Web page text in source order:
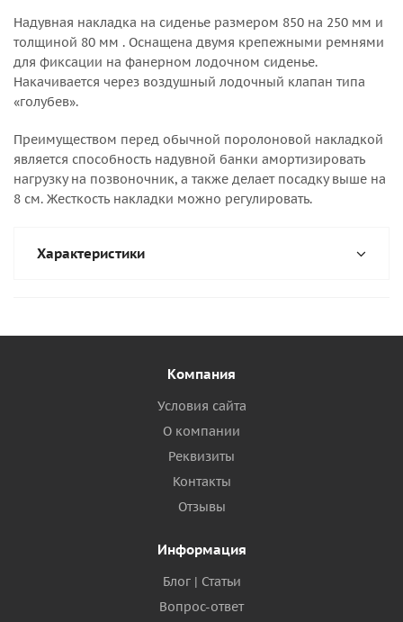
Надувная накладка на сиденье размером 850 на 250 мм и
толщиной 80 мм . Оснащена двумя крепежными ремнями
для фиксации на фанерном лодочном сиденье.
Накачивается через воздушный лодочный клапан типа
«голубев».
Преимуществом перед обычной поролоновой накладкой
является способность надувной банки амортизировать
нагрузку на позвоночник, а также делает посадку выше на
8 см. Жесткость накладки можно регулировать.
Характеристики
Компания
Условия сайта
О компании
Реквизиты
Контакты
Отзывы
Информация
Блог | Статьи
Вопрос-ответ